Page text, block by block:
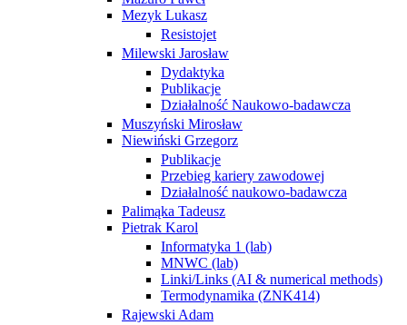
Mezyk Lukasz
Resistojet
Milewski Jarosław
Dydaktyka
Publikacje
Działalność Naukowo-badawcza
Muszyński Mirosław
Niewiński Grzegorz
Publikacje
Przebieg kariery zawodowej
Działalność naukowo-badawcza
Palimąka Tadeusz
Pietrak Karol
Informatyka 1 (lab)
MNWC (lab)
Linki/Links (AI & numerical methods)
Termodynamika (ZNK414)
Rajewski Adam